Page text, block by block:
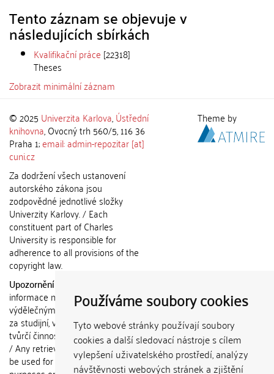
Používáme soubory cookies
Tyto webové stránky používají soubory
cookies a další sledovací nástroje s cílem
vylepšení uživatelského prostředí, analýzy
návštěvnosti webových stránek a zjištění
Tento záznam se objevuje v
následujících sbírkách
Kvalifikační práce [22318]
Theses
Zobrazit minimální záznam
© 2025 Univerzita Karlova,Ústřední
knihovna, Ovocný trh 560/5, 116 36
Praha 1;email: admin-repozitar [at]
cuni.cz
Za dodržení všech ustanovení
autorského zákona jsou
zodpovědné jednotlivé složky
Univerzity Karlovy. / Each
constituent part of Charles
University is responsible for
adherence to all provisions of the
copyright law.
Upozornění / Notice:
informace nemohou být použity k
výdělečným účelům nebo vydávány
za studijní, vědeckou nebo jinou
tvůrčí činnost jiné osoby než autora.
/ Any retrieved information shall not
be used for any commercial
Theme by